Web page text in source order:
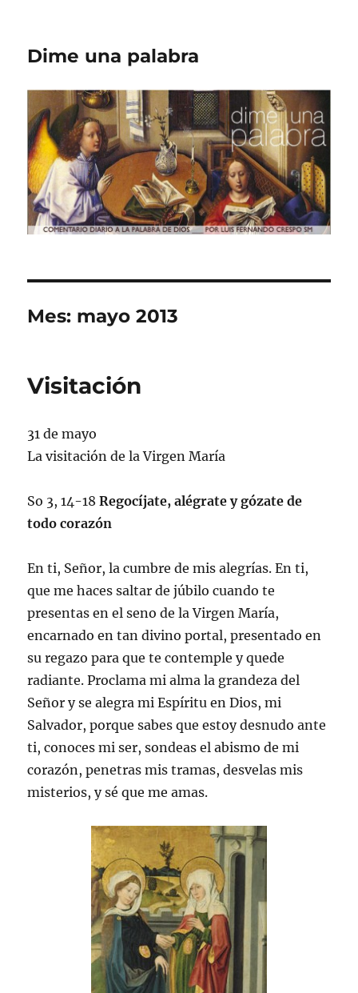
Dime una palabra
Mes: mayo 2013
Visitación
31 de mayo
La visitación de la Virgen María
So 3, 14-18Regocíjate, alégrate y gózate de
todo corazón
En ti, Señor, la cumbre de mis alegrías. En ti,
que me haces saltar de júbilo cuando te
presentas en el seno de la Virgen María,
encarnado en tan divino portal, presentado en
su regazo para que te contemple y quede
radiante. Proclama mi alma la grandeza del
Señor y se alegra mi Espíritu en Dios, mi
Salvador, porque sabes que estoy desnudo ante
ti, conoces mi ser, sondeas el abismo de mi
corazón, penetras mis tramas, desvelas mis
misterios, y sé que me amas.